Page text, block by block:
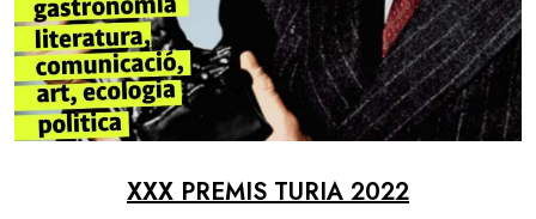
XXX PREMIS TURIA 2022